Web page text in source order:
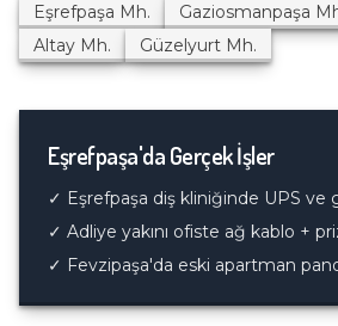
Eşrefpaşa Mh. Gaziosmanpaşa
Altay Mh. Güzelyurt Mh.
Eşrefpaşa'da Gerçek İşler
✓ Eşrefpaşa diş kliniğinde UPS ve
✓ Adliye yakını ofiste ağ kablo +
✓ Fevzipaşa'da eski apartman